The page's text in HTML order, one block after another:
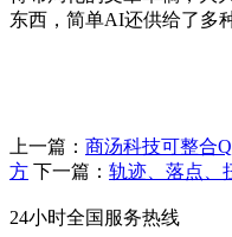
东西，简单AI还供给了多
上一篇： 商汤科技可整合
方 下一篇： 轨迹、落点、
24小时全国服务热线